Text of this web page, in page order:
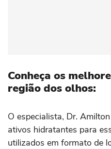
Conheça os
região dos olhos:
O especialista, Dr.
ativos hidratantes para
utilizados em formato de